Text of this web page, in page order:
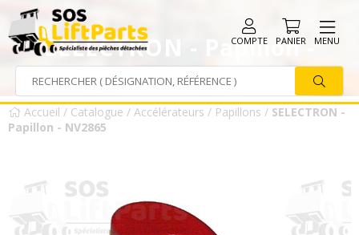
COMPTE PANIER MENU
SELECTRON - Papillon -
NV2865
Accueil / Catalogue / Accélérateurs / Papillons / SELECTRON -
Papillon - NV2865